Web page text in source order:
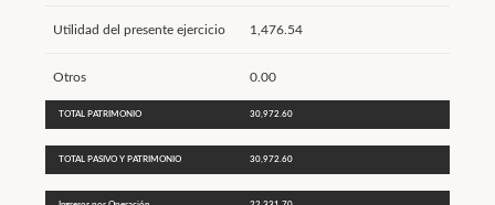
Utilidad del presente ejercicio 1,476.54
Otros 0.00
TOTAL PATRIMONIO 30,972.60
TOTAL PASIVO Y PATRIMONIO 30,972.60